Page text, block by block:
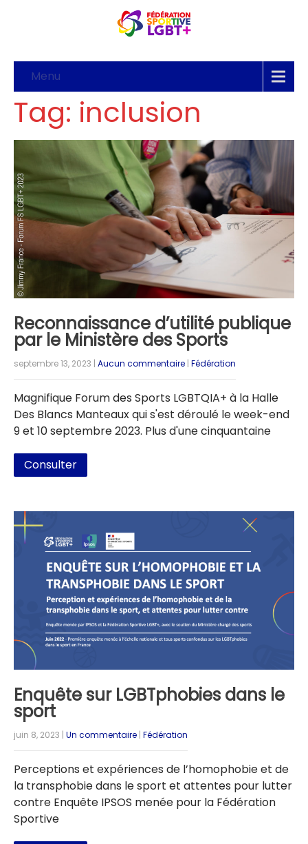
Menu
Tag: inclusion
Reconnaissance d’utilité publique
par le Ministère des Sports
septembre 13, 2023 | Aucun commentaire | Fédération
Magnifique Forum des Sports LGBTQIA+ à la Halle
Des Blancs Manteaux qui s'est déroulé le week-end
9 et 10 septembre 2023. Plus d'une cinquantaine
Consulter
Enquête sur LGBTphobies dans le
sport
juin 8, 2023 | Un commentaire | Fédération
Perceptions et expériences de l’homophobie et de
la transphobie dans le sport et attentes pour lutter
contre Enquête IPSOS menée pour la Fédération
Sportive